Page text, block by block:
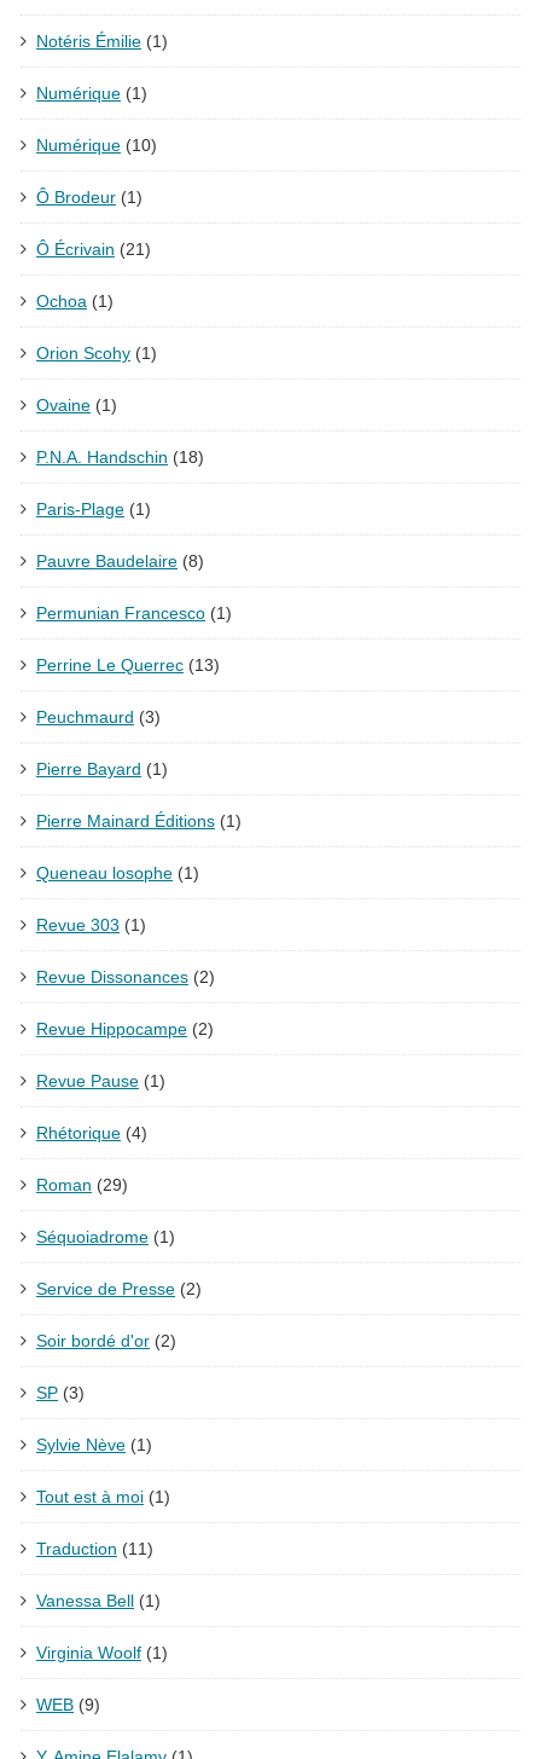
Notéris Émilie (1)
Numérique (1)
Numérique (10)
Ô Brodeur (1)
Ô Écrivain (21)
Ochoa (1)
Orion Scohy (1)
Ovaine (1)
P.N.A. Handschin (18)
Paris-Plage (1)
Pauvre Baudelaire (8)
Permunian Francesco (1)
Perrine Le Querrec (13)
Peuchmaurd (3)
Pierre Bayard (1)
Pierre Mainard Éditions (1)
Queneau losophe (1)
Revue 303 (1)
Revue Dissonances (2)
Revue Hippocampe (2)
Revue Pause (1)
Rhétorique (4)
Roman (29)
Séquoiadrome (1)
Service de Presse (2)
Soir bordé d'or (2)
SP (3)
Sylvie Nève (1)
Tout est à moi (1)
Traduction (11)
Vanessa Bell (1)
Virginia Woolf (1)
WEB (9)